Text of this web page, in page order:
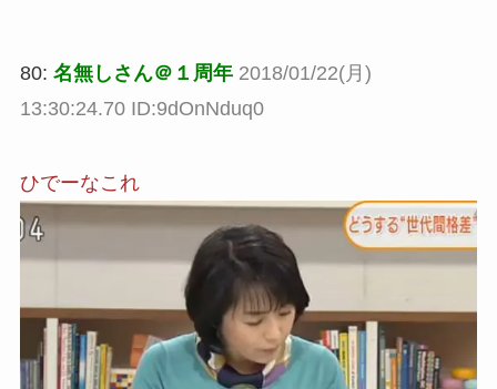
80: 名無しさん＠１周年 2018/01/22(月)
13:30:24.70 ID:9dOnNduq0
ひでーなこれ